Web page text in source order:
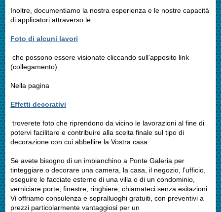
Inoltre, documentiamo la nostra esperienza e le nostre capacità
di applicatori attraverso le
Foto di alcuni lavori
che possono essere visionate cliccando sull’apposito link
(collegamento)
Nella pagina
Effetti decorativi
troverete foto che riprendono da vicino le lavorazioni al fine di
potervi facilitare e contribuire alla scelta finale sul tipo di
decorazione con cui abbellire la Vostra casa.
Se avete bisogno di un imbianchino a Ponte Galeria per
tinteggiare o decorare una camera, la casa, il negozio, l’ufficio,
eseguire le facciate esterne di una villa o di un condominio,
verniciare porte, finestre, ringhiere, chiamateci senza esitazioni.
Vi offriamo consulenza e sopralluoghi gratuiti, con preventivi a
prezzi particolarmente vantaggiosi per un